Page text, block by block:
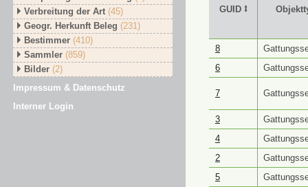
Verbreitung der Art (45)
Geogr. Herkunft Beleg (231)
Bestimmer (410)
Sammler (859)
Bilder (2)
Impressum & Datenschutz
Interner Login
GUID ⭥
GUID ⭥
8
6
7
3
4
2
5